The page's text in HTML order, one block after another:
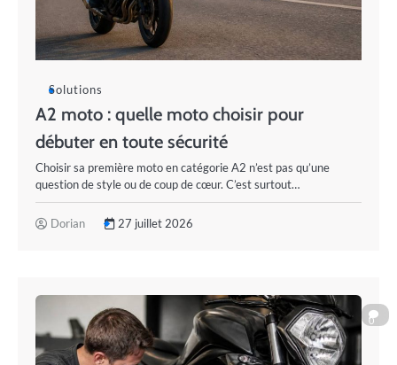
Solutions
A2 moto : quelle moto choisir pour
débuter en toute sécurité
Choisir sa première moto en catégorie A2 n’est pas qu’une
question de style ou de coup de cœur. C’est surtout…
Dorian 27 juillet 2026
0